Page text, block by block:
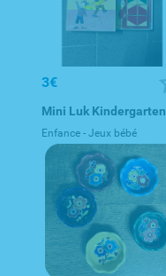
3€
Mini Luk Kindergarten
Enfance - Jeux bébé